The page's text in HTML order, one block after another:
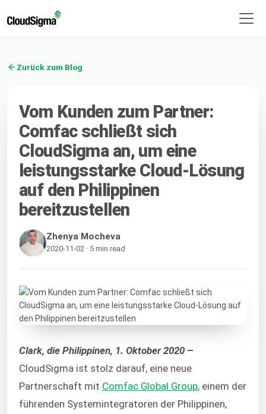
Zurück zum Blog
Vom Kunden zum Partner:
Comfac schließt sich
CloudSigma an, um eine
leistungsstarke Cloud-Lösung
auf den Philippinen
bereitzustellen
Zhenya Mocheva
2020-11-02 · 5 min read
Clark, die Philippinen, 1. Oktober 2020 –
CloudSigma ist stolz darauf, eine neue
Partnerschaft mit Comfac Global Group, einem der
führenden Systemintegratoren der Philippinen,